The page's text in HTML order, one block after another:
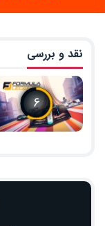
نقد و بررسی
۶